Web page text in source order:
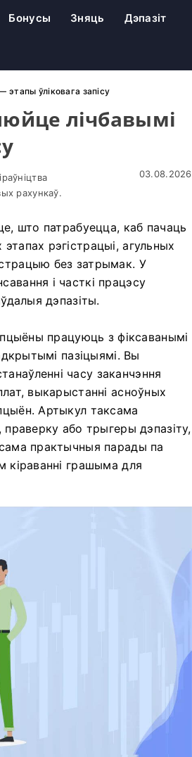
Бонусы Зняць Дэпазіт
этапы ўліковага запісу
лічбавымі
рахункаў.
03.08.2026
што патрабуецца, каб пачаць
рэгістрацыі, агульных
без затрымак. У
і часткі працэсу
дэпазіты.
працуюць з фіксаванымі
пазіцыямі. Вы
часу заканчэння
выкарыстанні асноўных
Артыкул таксама
або трыгеры дэпазіту,
практычныя парады па
кіраванні грашыма для